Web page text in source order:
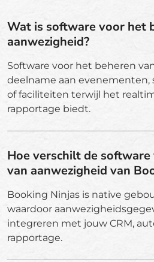
Wat is software voor het
aanwezigheid?
Software voor het beheren
deelname aan evenementen,
of faciliteiten terwijl het
rapportage biedt.
Hoe verschilt de
van aanwezigheid van
Booking Ninjas is native
waardoor
integreren met jouw CRM,
rapportage.